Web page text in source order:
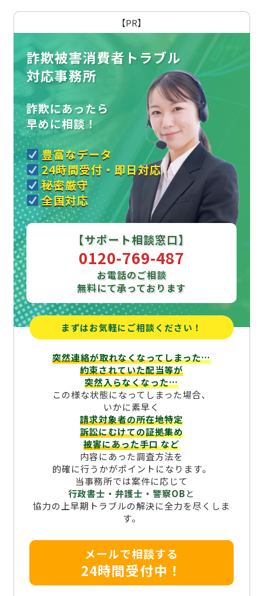
【PR】
詐欺被害消費者トラブル
対応事務所
詐欺にあったら
早めに相談！
豊富なデータ
24時間受付・即日対応
秘密厳守
全国対応
【サポート相談窓口】
0120-769-487
お電話のご相談
無料にて承っております
まずはお気軽にご相談ください！
突然連絡が取れなくなってしまった…
約束されていた配当等が
突然入らなくなった…
この様な状態になってしまった場合、
いかに素早く
請求対象者の所在地特定
訴訟にむけての証拠集め
被害にあった手口など
内容にあった調査方法を
的確に行うかがポイントになります。
当事務所では案件に応じて
行政書士・弁護士・警察OBと
協力の上早期トラブルの解決に全力を尽くしま
す。
メールで相談する
24時間受付中！